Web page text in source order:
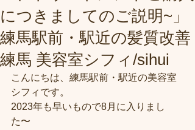
につきましてのご説明~」
練馬駅前・駅近の髪質改善
練馬 美容室シフィ/sihui
こんにちは、練馬駅前・駅近の美容室
シフィです。
2023年も早いもので8月に入りまし
た〜